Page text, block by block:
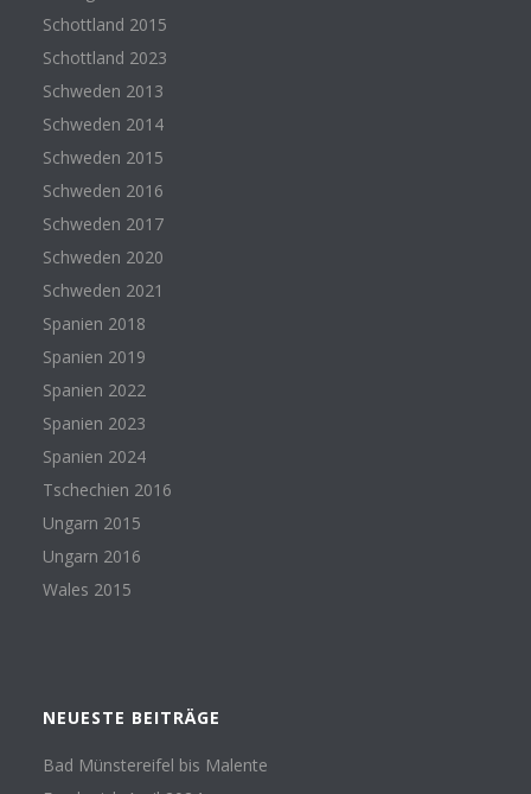
Schottland 2015
Schottland 2023
Schweden 2013
Schweden 2014
Schweden 2015
Schweden 2016
Schweden 2017
Schweden 2020
Schweden 2021
Spanien 2018
Spanien 2019
Spanien 2022
Spanien 2023
Spanien 2024
Tschechien 2016
Ungarn 2015
Ungarn 2016
Wales 2015
NEUESTE BEITRÄGE
Bad Münstereifel bis Malente